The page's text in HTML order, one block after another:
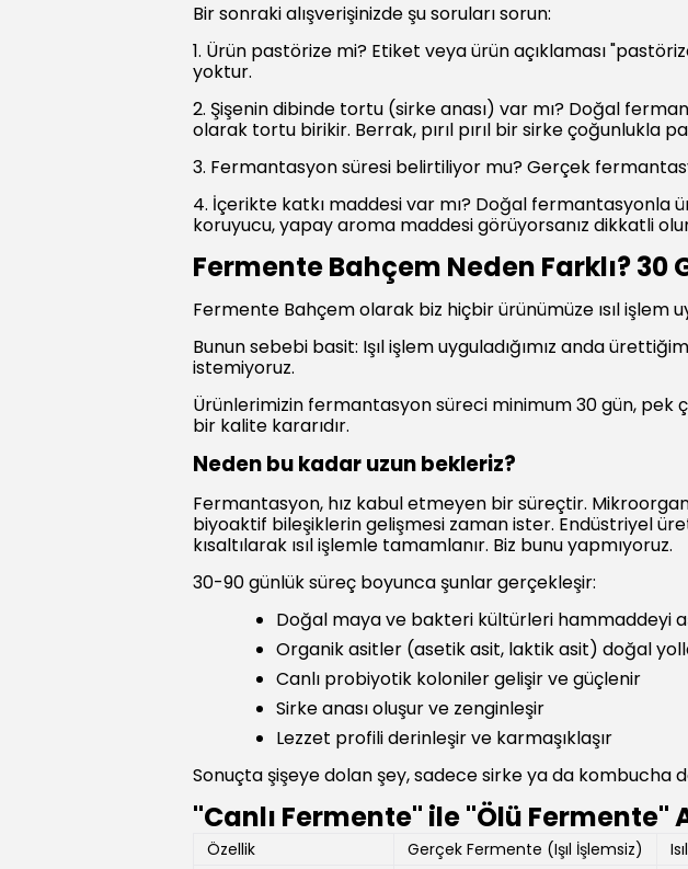
Bir sonraki alışverişinizde şu soruları sorun:
1. Ürün pastörize mi? Etiket veya ürün açıklaması
yoktur.
2. Şişenin dibinde tortu (sirke anası) var mı? Doğal
olarak tortu birikir. Berrak, pırıl pırıl bir sirke çoğunlukla
3. Fermantasyon süresi belirtiliyor mu? Gerçek
4. İçerikte katkı maddesi var mı? Doğal fermantasyonla
koruyucu, yapay aroma maddesi görüyorsanız dikkatli
Fermente Bahçem Neden Farklı? 30
Fermente Bahçem olarak biz hiçbir ürünümüze ısıl işlem
Bunun sebebi basit: Işıl işlem uyguladığımız anda
istemiyoruz.
Ürünlerimizin fermantasyon süreci minimum 30 gün, pek
bir kalite kararıdır.
Neden bu kadar uzun bekleriz?
Fermantasyon, hız kabul etmeyen bir süreçtir.
biyoaktif bileşiklerin gelişmesi zaman ister. Endüstriyel
kısaltılarak ısıl işlemle tamamlanır. Biz bunu yapmıyoruz.
30-90 günlük süreç boyunca şunlar gerçekleşir:
Doğal maya ve bakteri kültürleri hammaddeyi
Organik asitler (asetik asit, laktik asit) doğal
Canlı probiyotik koloniler gelişir ve güçlenir
Sirke anası oluşur ve zenginleşir
Lezzet profili derinleşir ve karmaşıklaşır
Sonuçta şişeye dolan şey, sadece sirke ya da kombucha
"Canlı Fermente" ile "Ölü Fermente"
Özellik Gerçek Fermente (Işıl İşlemsiz)